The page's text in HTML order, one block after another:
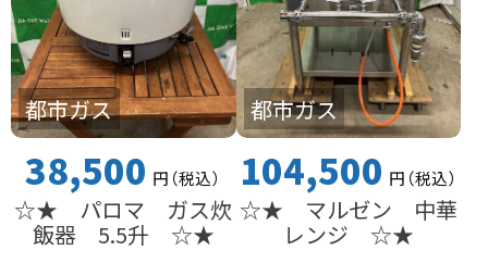
都市ガス
38,500 円（税込）
☆★ パロマ ガス炊
飯器 5.5升 ☆★
都市ガス
104,500 円（税込）
☆★ マルゼン 中華
レンジ ☆★